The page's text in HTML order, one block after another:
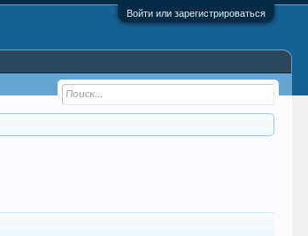
Войти или зарегистрироваться